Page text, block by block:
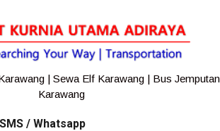
| Sewa Elf Karawang | Bus Jemputan
Karawang
/ Whatsapp